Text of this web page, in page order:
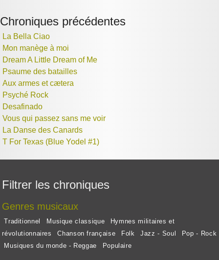
Chroniques précédentes
La Bella Ciao
Mon manège à moi
Dream A Little Dream of Me
Psaume des batailles
Aux armes et cætera
Psyché Rock
Desafinado
Vous qui passez sans me voir
La Danse des Canards
T For Texas (Blue Yodel #1)
Filtrer les chroniques
Genres musicaux
Traditionnel Musique classique
Hymnes militaires et
révolutionnaires
Chanson française Folk Jazz - Soul
Pop - Rock
Musiques du monde - Reggae
Populaire